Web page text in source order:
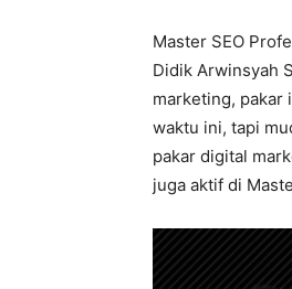
Master SEO
Didik Arwinsyah
marketing, pakar
waktu ini, tapi
pakar digital
juga aktif di